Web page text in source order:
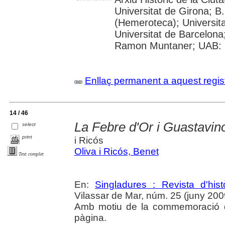
Universitat de Girona;
(Hemeroteca);
Universitat de
Ramon Muntaner; UAB:
Enllaç permanent a aquest
14 / 46
select
print
Text complet
La Febre d'Or i
i Ricós
Oliva i Ricós, Benet
En: Singladures : Revista
Vilassar de Mar, núm. 25 (juny
Amb motiu de la
pàgina.